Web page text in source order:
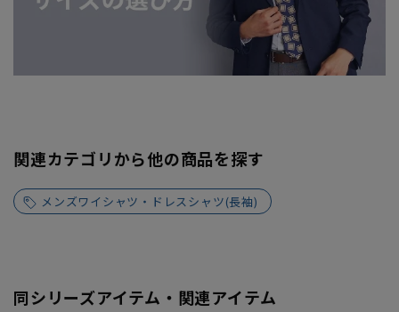
関連カテゴリから他の商品を探す
メンズワイシャツ・ドレスシャツ(長袖)
同シリーズアイテム・関連アイテム